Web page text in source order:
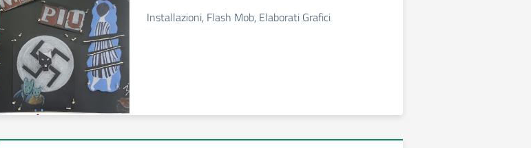
Installazioni, Flash Mob, Elaborati Grafici